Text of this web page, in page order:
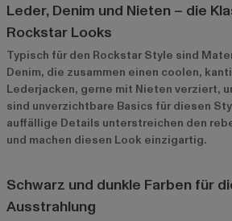
Leder, Denim und Nieten – die
Rockstar Looks
Typisch für den Rockstar Style sind
Denim, die zusammen einen coolen,
Lederjacken, gerne mit Nieten verziert,
sind unverzichtbare Basics für diesen
auffällige Details unterstreichen den
und machen diesen Look einzigartig.
Schwarz und dunkle Farben für
Ausstrahlung